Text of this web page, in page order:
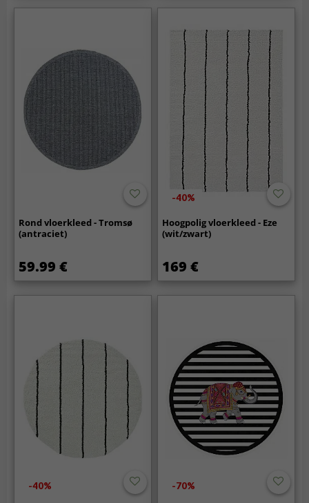
Rond vloerkleed - Tromsø
(antraciet)
59.99 €
-40%
Hoogpolig vloerkleed - Eze
(wit/zwart)
169 €
-40% -70%